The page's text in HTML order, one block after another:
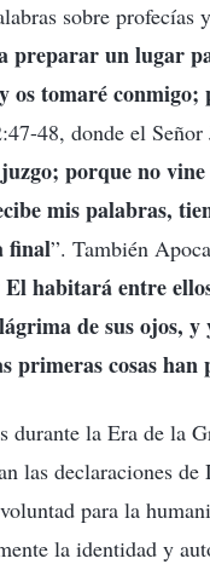
sobre profecías
preparar un lugar
os tomaré conmigo;
48, donde el Señor
porque no
mis palabras,
final”. También
habitará entre
de sus ojos, y
cosas han
durante la Era de la
las declaraciones
para la
la identidad y